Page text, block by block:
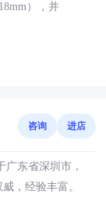
），并
咨询 进店
东省深圳市，
，经验丰富。